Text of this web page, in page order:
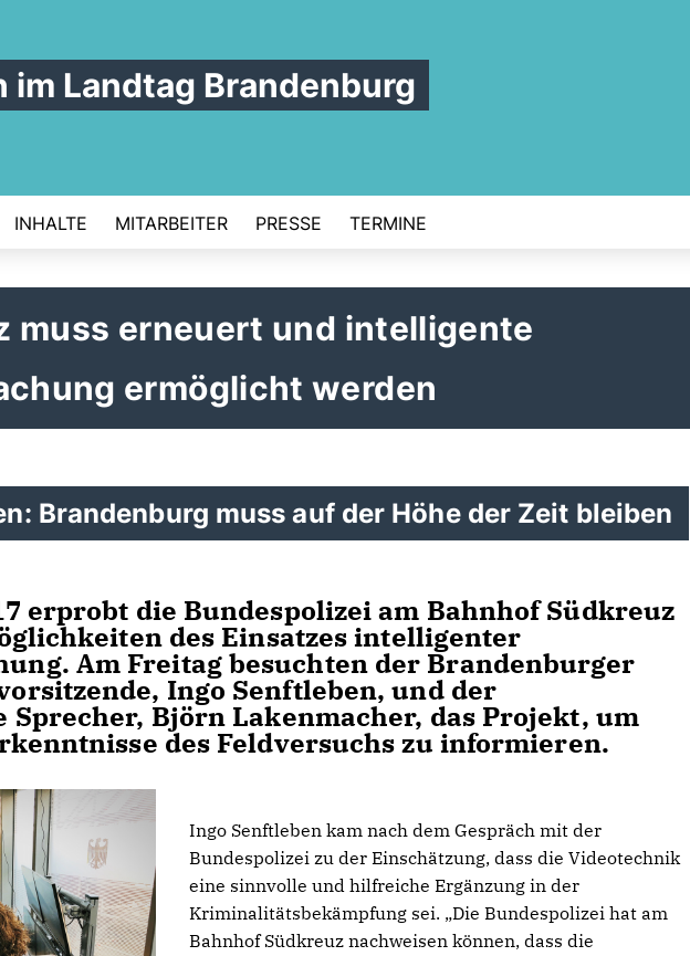
im Landtag Brandenburg
INHALTE MITARBEITER PRESSE TERMINE
muss erneuert und intelligente
ermöglicht werden
Brandenburg muss auf der Höhe der Zeit bleiben
erprobt die Bundespolizei am Bahnhof Südkreuz
des Einsatzes intelligenter
Am Freitag besuchten der Brandenburger
Ingo Senftleben, und der
Björn Lakenmacher, das Projekt, um
des Feldversuchs zu informieren.
Ingo Senftleben kam nach dem Gespräch mit der
Bundespolizei zu der Einschätzung, dass die Videotechnik
eine sinnvolle und hilfreiche Ergänzung in der
Kriminalitätsbekämpfung sei. „Die Bundespolizei hat am
Bahnhof Südkreuz nachweisen können, dass die